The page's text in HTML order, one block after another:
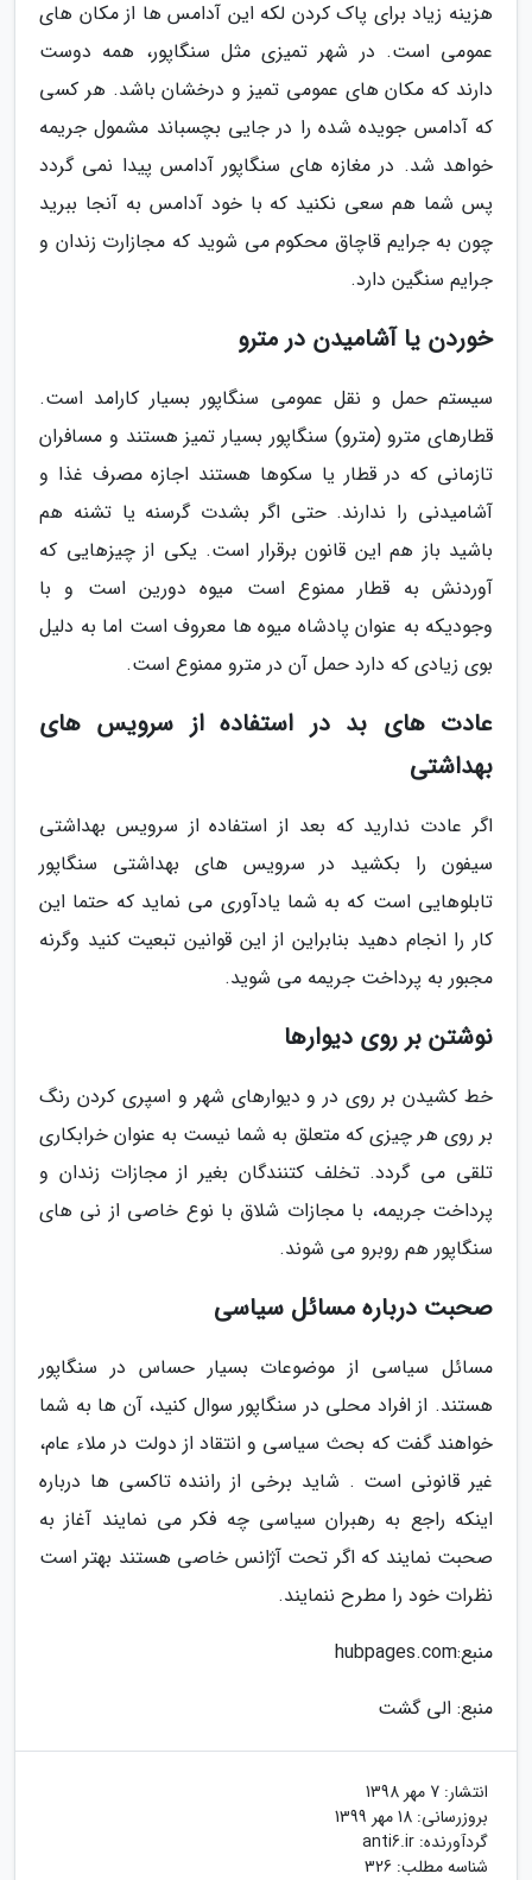
هزینه زیاد برای پاک کردن لکه این آدامس ها از مکان های
عمومی است. در شهر تمیزی مثل سنگاپور، همه دوست
دارند که مکان های عمومی تمیز و درخشان باشد. هر کسی
که آدامس جویده شده را در جایی بچسباند مشمول جریمه
خواهد شد. در مغازه های سنگاپور آدامس پیدا نمی گردد
پس شما هم سعی نکنید که با خود آدامس به آنجا ببرید
چون به جرایم قاچاق محکوم می شوید که مجازارت زندان و
جرایم سنگین دارد.
خوردن یا آشامیدن در مترو
سیستم حمل و نقل عمومی سنگاپور بسیار کارامد است.
قطارهای مترو (مترو) سنگاپور بسیار تمیز هستند و مسافران
تازمانی که در قطار یا سکوها هستند اجازه مصرف غذا و
آشامیدنی را ندارند. حتی اگر بشدت گرسنه یا تشنه هم
باشید باز هم این قانون برقرار است. یکی از چیزهایی که
آوردنش به قطار ممنوع است میوه دورین است و با
وجودیکه به عنوان پادشاه میوه ها معروف است اما به دلیل
بوی زیادی که دارد حمل آن در مترو ممنوع است.
عادت های بد در استفاده از سرویس های
بهداشتی
اگر عادت ندارید که بعد از استفاده از سرویس بهداشتی
سیفون را بکشید در سرویس های بهداشتی سنگاپور
تابلوهایی است که به شما یادآوری می نماید که حتما این
کار را انجام دهید بنابراین از این قوانین تبعیت کنید وگرنه
مجبور به پرداخت جریمه می شوید.
نوشتن بر روی دیوارها
خط کشیدن بر روی در و دیوارهای شهر و اسپری کردن رنگ
بر روی هر چیزی که متعلق به شما نیست به عنوان خرابکاری
تلقی می گردد. تخلف کتنندگان بغیر از مجازات زندان و
پرداخت جریمه، با مجازات شلاق با نوع خاصی از نی های
سنگاپور هم روبرو می شوند.
صحبت درباره مسائل سیاسی
مسائل سیاسی از موضوعات بسیار حساس در سنگاپور
هستند. از افراد محلی در سنگاپور سوال کنید، آن ها به شما
خواهند گفت که بحث سیاسی و انتقاد از دولت در ملاء عام،
غیر قانونی است . شاید برخی از راننده تاکسی ها درباره
اینکه راجع به رهبران سیاسی چه فکر می نمایند آغاز به
صحبت نمایند که اگر تحت آژانس خاصی هستند بهتر است
نظرات خود را مطرح ننمایند.
منبع:hubpages.com
منبع: الی گشت
انتشار: 7 مهر 1398
بروزرسانی: 18 مهر 1399
گردآورنده: anti6.ir
شناسه مطلب: 326